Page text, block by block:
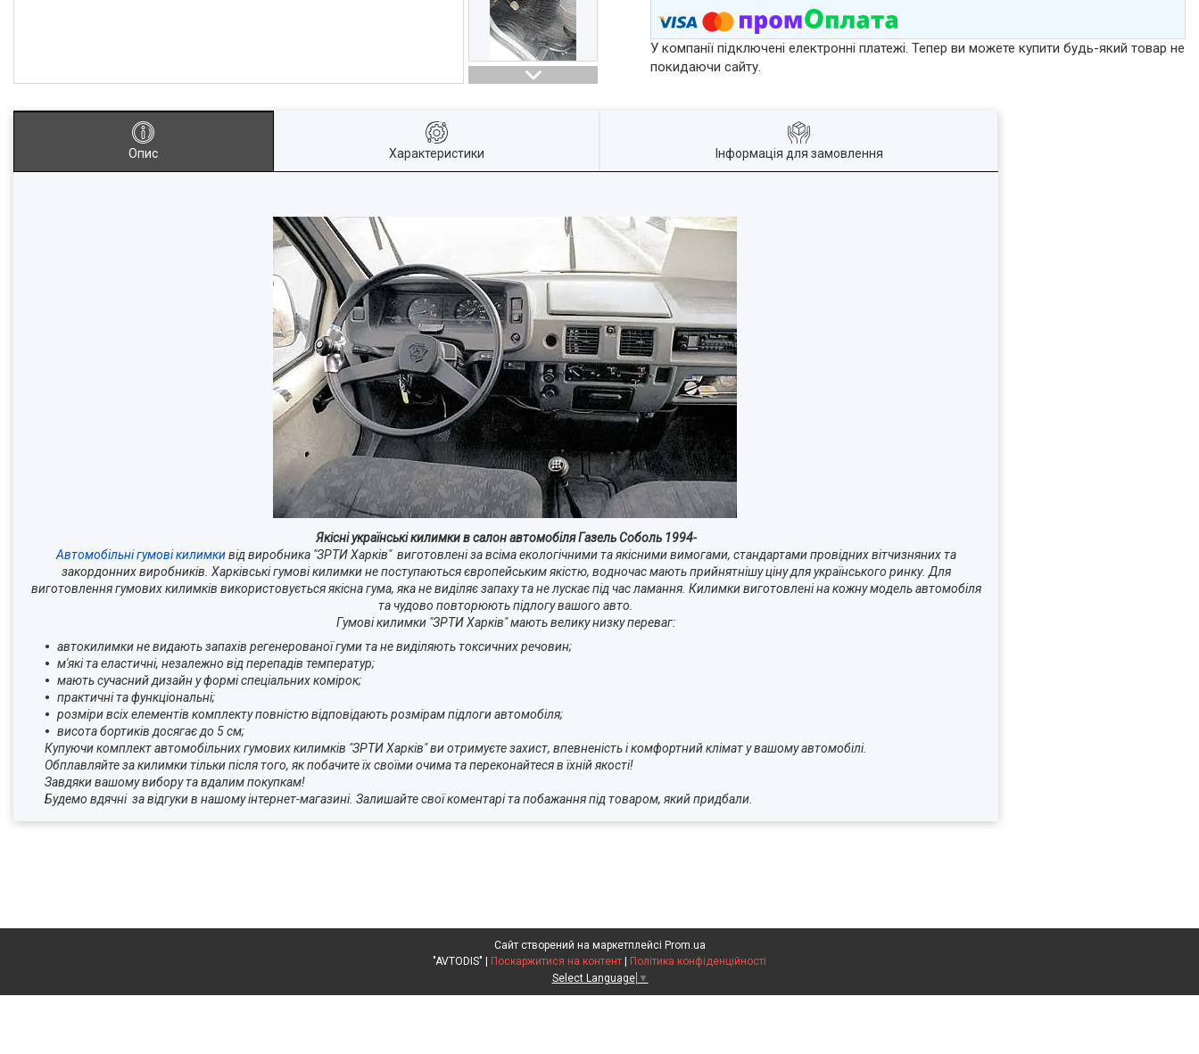
У компанії підключені електронні платежі. Тепер ви можете купити будь-який товар не
покидаючи сайту.
Опис Характеристики Інформація для замовлення
Якісні українські килимки в салон автомобіля Газель Соболь 1994-
Автомобільні гумові килимкивід виробника "ЗРТИ Харків" виготовлені за всіма екологічними та якісними вимогами, стандартами провідних вітчизняних та
закордонних виробників. Харківські гумові килимки не поступаються європейським якістю, водночас мають прийнятнішу ціну для українського ринку. Для
виготовлення гумових килимків використовується якісна гума, яка не виділяє запаху та не лускає під час ламання. Килимки виготовлені на кожну модель автомобіля
та чудово повторюють підлогу вашого авто.
Гумові килимки "ЗРТИ Харків" мають велику низку переваг:
автокилимки не видають запахів регенерованої гуми та не виділяють токсичних речовин;
м'які та еластичні, незалежно від перепадів температур;
мають сучасний дизайн у формі спеціальних комірок;
практичні та функціональні;
розміри всіх елементів комплекту повністю відповідають розмірам підлоги автомобіля;
висота бортиків досягає до 5 см;
Купуючи комплект автомобільних гумових килимків "ЗРТИ Харків" ви отримуєте захист, впевненість і комфортний клімат у вашому автомобілі.
Обплавляйте за килимки тільки після того, як побачите їх своїми очима та переконайтеся в їхній якості!
Завдяки вашому вибору та вдалим покупкам!
Будемо вдячні за відгуки в нашому інтернет-магазині. Залишайте свої коментарі та побажання під товаром, який придбали.
Сайт створений на маркетплейсі Prom.ua
Поскаржитися на контент
Політика конфіденційності
Select Language ▼